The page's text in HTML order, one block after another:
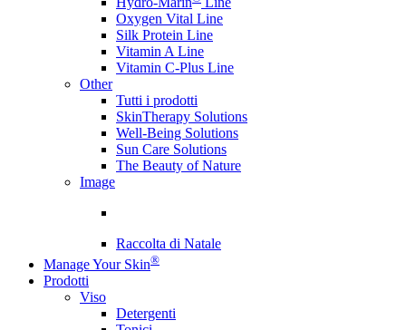
Oxygen Vital Line
Silk Protein Line
Vitamin A Line
Vitamin C-Plus Line
Other
Tutti i prodotti
SkinTherapy Solutions
Well-Being Solutions
Sun Care Solutions
The Beauty of Nature
Image
Raccolta di Natale
Manage Your Skin®
Prodotti
Viso
Detergenti